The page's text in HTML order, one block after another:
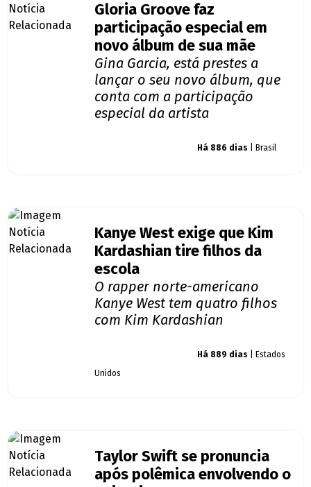
Gloria Groove faz
participação especial em
novo álbum de sua mãe
Gina Garcia, está prestes a
lançar o seu novo álbum, que
conta com a participação
especial da artista
Há 886 dias | Brasil
Kanye West exige que Kim
Kardashian tire filhos da
escola
O rapper norte-americano
Kanye West tem quatro filhos
com Kim Kardashian
Há 889 dias | Estados
Unidos
Taylor Swift se pronuncia
após polêmica envolvendo o